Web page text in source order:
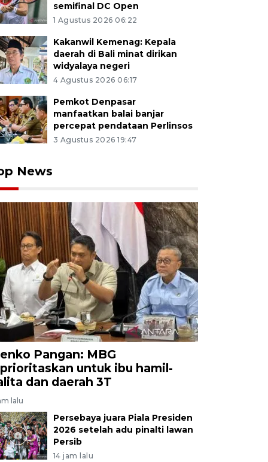
semifinal DC Open
1 Agustus 2026 06:22
Kakanwil Kemenag: Kepala
daerah di Bali minat dirikan
widyalaya negeri
4 Agustus 2026 06:17
Pemkot Denpasar
manfaatkan balai banjar
percepat pendataan Perlinsos
3 Agustus 2026 19:47
News
Pangan: MBG
untuk ibu hamil-
dan daerah 3T
lalu
Persebaya juara Piala Presiden
2026 setelah adu pinalti lawan
Persib
14 jam lalu